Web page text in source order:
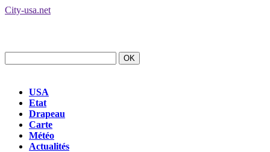
City-usa.net
USA
Etat
Drapeau
Carte
Météo
Actualités